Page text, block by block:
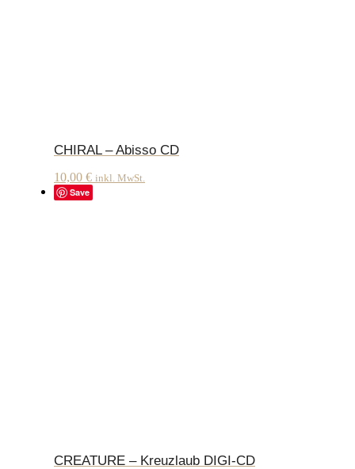
CHIRAL – Abisso CD
10,00 € inkl. MwSt.
Save
CREATURE – Kreuzlaub DIGI-CD